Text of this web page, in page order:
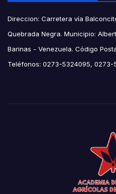
Direccion: Carretera vía
Quebrada Negra. Municipio:
Barinas - Venezuela. Código
Teléfonos: 0273-5324095, 0273-